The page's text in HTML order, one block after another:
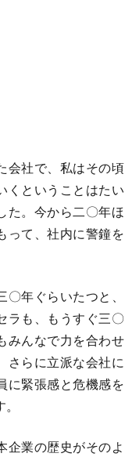
会社で、私はその頃
くということはたい
た。今から二〇年ほ
って、社内に警鐘を
年ぐらいたつと、
ラも、もうすぐ三〇
みんなで力を合わせ
さらに立派な会社に
に緊張感と危機感を
業の歴史がそのよ